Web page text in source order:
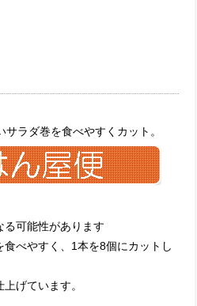
ラダ巻を食べやすくカット。
可能性があります
べやすく、1本を8個にカットし
げています。